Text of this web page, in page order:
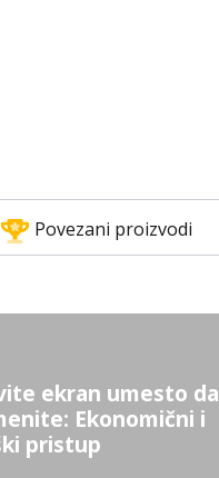
Povezani proizvodi
ekran umesto da
Ekonomični i
pristup